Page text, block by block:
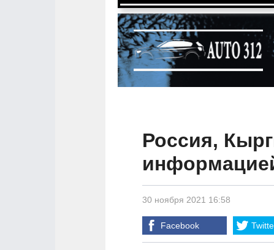
Россия,
30 ноября 2021 16:58
Facebook